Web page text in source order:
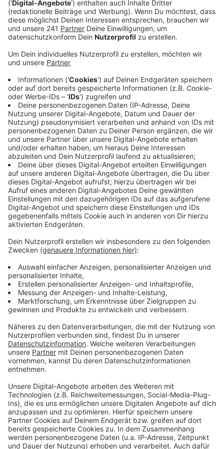
Immer spannend bei dem deutschen DJ: Wen holt er
Stimme (und auch der Rest) aus Schottland. Bow
Anderson. Sie hat letztes Jahr ihr Debüt-Album
rausgebracht und darf jetzt in dieser Nummer mit ran.
Die Kombination aus ihrer Stimme und den Beats von
Felix Jaehn und dem DJ-Trio Cheat Codes macht
einen eingängigen Song mit Sommer-Vibes.
Anzeige
Wir benötigen Ihre
Zustimmung, um den YouTube
Video-Service zu laden!
Wir verwenden einen Service eines
Drittanbieters, um Videoinhalte
einzubetten. Dieser Service kann
Daten zu Ihren Aktivitäten
sammeln. Bitte lesen Sie die
Details durch und stimmen Sie der
Nutzung des Service zu, um dieses
Video anzusehen.
Mehr Informationen
Akzeptieren
Management Platform
Felix Jaehn, Cheat Codes - I Just Wanna (Lyric Video)
ft. Bow Anderson
Anzeige